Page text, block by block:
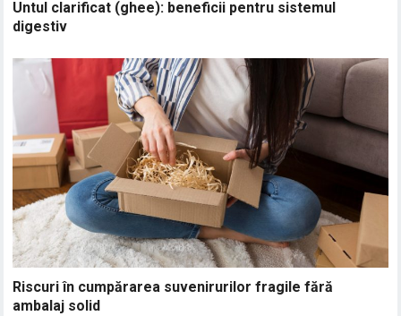
Untul clarificat (ghee): beneficii pentru sistemul
digestiv
Riscuri în cumpărarea suvenirurilor fragile fără
ambalaj solid